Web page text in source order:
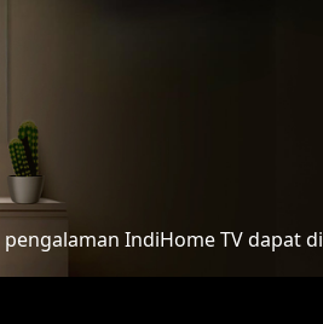
pengalaman IndiHome TVdapat